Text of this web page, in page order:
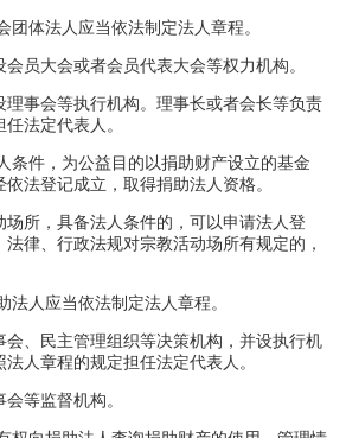
团体法人应当依法制定法人章程。
员大会或者会员代表大会等权力机构。
理事会等执行机构。理事长或者会长等负责
法定代表人。
条件，为公益目的以捐助财产设立的基金
法登记成立，取得捐助法人资格。
场所，具备法人条件的，可以申请法人登
律、行政法规对宗教活动场所有规定的，
法人应当依法制定法人章程。
会、民主管理组织等决策机构，并设执行机
人章程的规定担任法定代表人。
等监督机构。